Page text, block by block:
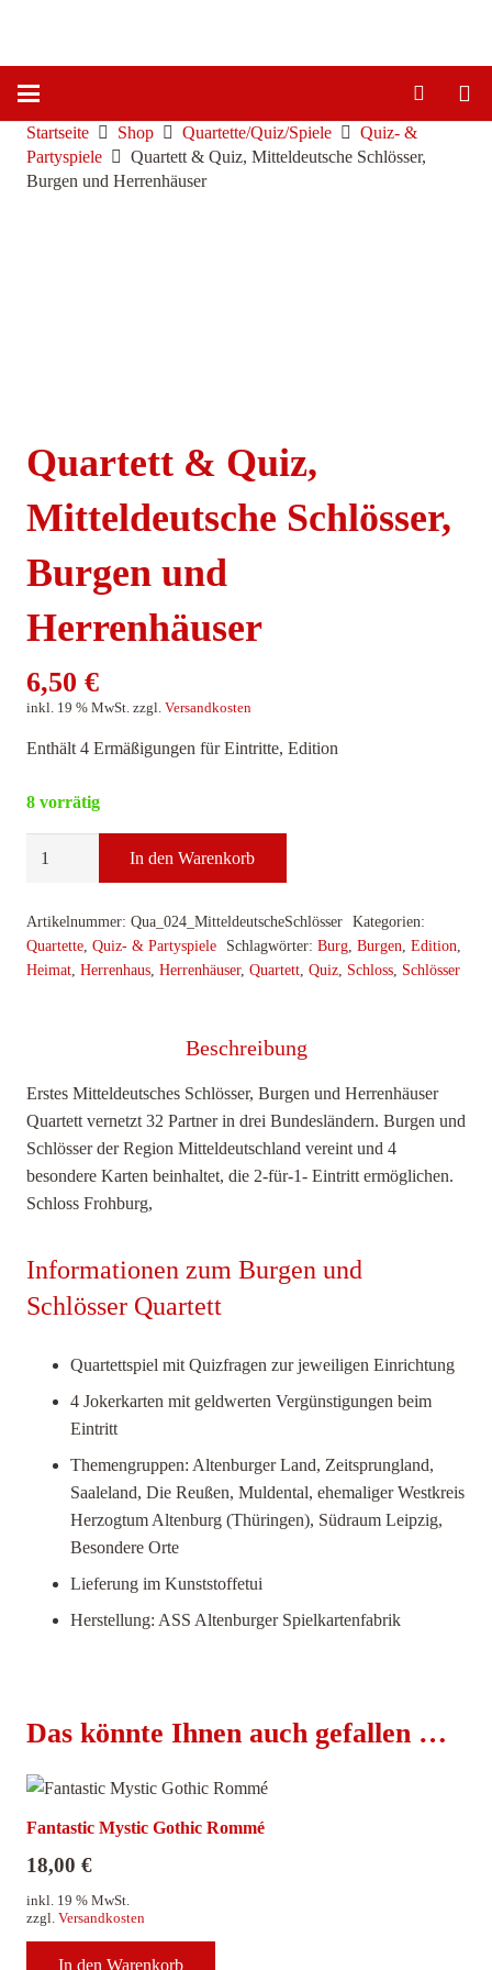
Startseite Shop Quartette/Quiz/Spiele
Quiz- &
Partyspiele
Quartett & Quiz, Mitteldeutsche Schlösser,
Burgen und Herrenhäuser
Quartett & Quiz,
Mitteldeutsche Schlösser,
Burgen und
Herrenhäuser
6,50 €
inkl. 19 % MwSt. zzgl. Versandkosten
Enthält 4 Ermäßigungen für Eintritte, Edition
8 vorrätig
Mitteldeutsche
Schlösser,
Burgen
In den Warenkorb
Artikelnummer: Qua_024_MitteldeutscheSchlösser Kategorien:
Quartette Quiz- & Partyspiele Schlagwörter: Burg, Burgen Edition
Heimat Herrenhaus Herrenhäuser, Quartett Quiz Schloss Schlösser
Beschreibung
Erstes Mitteldeutsches Schlösser, Burgen und Herrenhäuser
Quartett vernetzt 32 Partner in drei Bundesländern. Burgen und
Schlösser der Region Mitteldeutschland vereint und 4
besondere Karten beinhaltet, die 2-für-1- Eintritt ermöglichen.
Schloss Frohburg,
Informationen zum Burgen und
Schlösser Quartett
Quartettspiel mit Quizfragen zur jeweiligen Einrichtung
4 Jokerkarten mit geldwerten Vergünstigungen beim
Eintritt
Themengruppen: Altenburger Land, Zeitsprungland,
Saaleland, Die Reußen, Muldental, ehemaliger Westkreis
Herzogtum Altenburg (Thüringen), Südraum Leipzig,
Besondere Orte
Lieferung im Kunststoffetui
Herstellung: ASS Altenburger Spielkartenfabrik
Das könnte Ihnen auch gefallen …
Fantastic Mystic Gothic Rommé
18,00 €
inkl. 19 % MwSt.
zzgl. Versandkosten
In den Warenkorb